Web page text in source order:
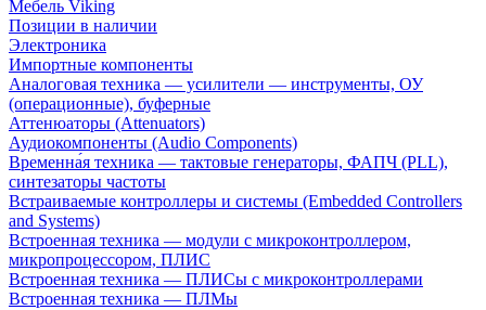
Мебель Viking
Позиции в наличии
Электроника
Импортные компоненты
Аналоговая техника — усилители — инструменты, ОУ
(операционные), буферные
Аттенюаторы (Attenuators)
Аудиокомпоненты (Audio Components)
Временна́я техника — тактовые генераторы, ФАПЧ (PLL),
синтезаторы частоты
Встраиваемые контроллеры и системы (Embedded Controllers
and Systems)
Встроенная техника — модули с микроконтроллером,
микропроцессором, ПЛИС
Встроенная техника — ПЛИСы с микроконтроллерами
Встроенная техника — ПЛМы